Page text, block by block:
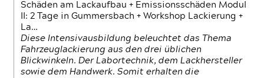
Schäden am Lackaufbau + Emissionsschäden Modul
II: 2 Tage in Gummersbach + Workshop Lackierung +
La…
Diese Intensivausbildung beleuchtet das Thema
Fahrzeuglackierung aus den drei üblichen
Blickwinkeln. Der Labortechnik, dem Lackhersteller
sowie dem Handwerk. Somit erhalten die